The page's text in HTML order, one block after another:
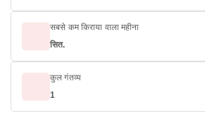
सबसे कम किराया वाला महीना
सित.
कुल गंतव्य
1